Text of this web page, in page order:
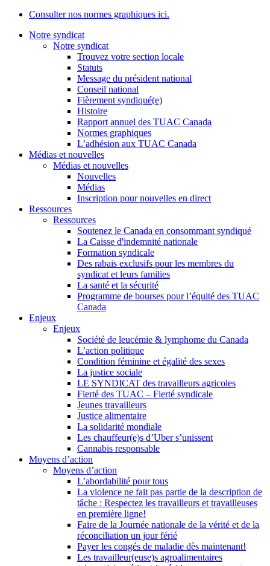
Consulter nos normes graphiques ici.
Notre syndicat
Notre syndicat
Trouvez votre section locale
Statuts
Message du président national
Conseil national
Fièrement syndiqué(e)
Histoire
Rapport annuel des TUAC Canada
Normes graphiques
L’adhésion aux TUAC Canada
Médias et nouvelles
Médias et nouvelles
Nouvelles
Médias
Inscription pour nouvelles en direct
Ressources
Ressources
Soutenez le Canada en consommant syndiqué
La Caisse d'indemnité nationale
Formation syndicale
Des rabais exclusifs pour les membres du
syndicat et leurs families
La santé et la sécurité
Programme de bourses pour l’équité des TUAC
Canada
Enjeux
Enjeux
Société de leucémie & lymphome du Canada
L’action politique
Condition féminine et égalité des sexes
La justice sociale
LE SYNDICAT des travailleurs agricoles
Fierté des TUAC – Fierté syndicale
Jeunes travailleurs
Justice alimentaire
La solidarité mondiale
Les chauffeur(e)s d’Uber s’unissent
Cannabis responsable
Moyens d’action
Moyens d’action
L’abordabilité pour tous
La violence ne fait pas partie de la description de
tâche : Respectez les travailleurs et travailleuses
en première ligne!
Faire de la Journée nationale de la vérité et de la
réconciliation un jour férié
Payer les congés de maladie dès maintenant!
Les travailleur(euse)s agroalimentaires